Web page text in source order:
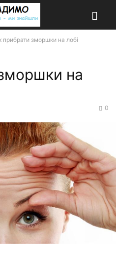
прибрати зморшки на лобі
на
0